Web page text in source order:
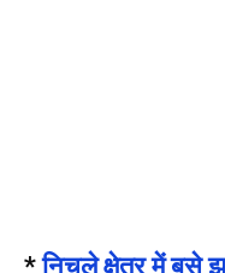
*निचले क्षेत्र में बसे